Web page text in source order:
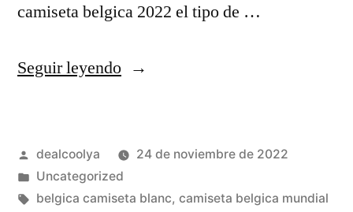
camiseta belgica 2022 el tipo de …
Seguir leyendo«camiseta
Publicado
por
dealcoolya
24 de noviembre de 2022
Publicado
en
Uncategorized
Etiquetas:
belgica camiseta blanc, camiseta belgica mundial